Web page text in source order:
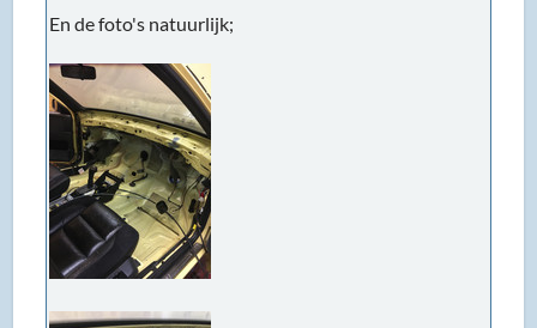
En de foto's natuurlijk;